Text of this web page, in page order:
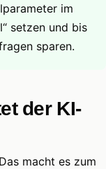
im
setzen und bis
sparen.
der KI-
macht es zum